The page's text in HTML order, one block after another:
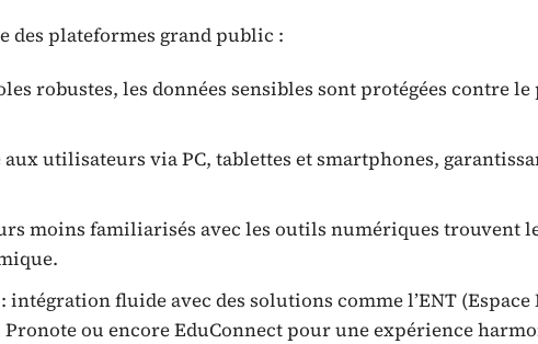
des plateformes grand public :
robustes, les données sensibles sont protégées contre le
utilisateurs via PC, tablettes et smartphones,
moins familiarisés avec les outils numériques trouvent
: intégration fluide avec des solutions comme l’ENT
ou encore EduConnect pour une expérience